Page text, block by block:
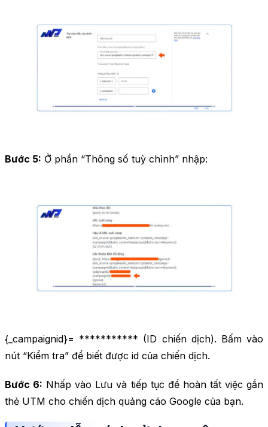
Bước 5: Ở phần “Thông số tuỳ chỉnh” nhập:
{_campaignid}= *********** (ID chiến dịch). Bấm vào
nút “Kiểm tra” để biết được id của chiến dịch.
Bước 6: Nhấp vào Lưu và tiếp tục để hoàn tất việc gắn
thẻ UTM cho chiến dịch quảng cáo Google của bạn.